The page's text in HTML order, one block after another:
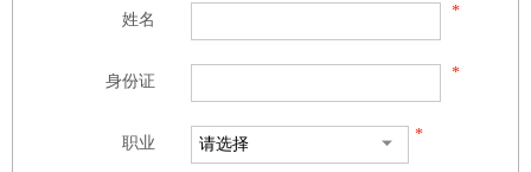
姓名 *
身份证 *
职业 *